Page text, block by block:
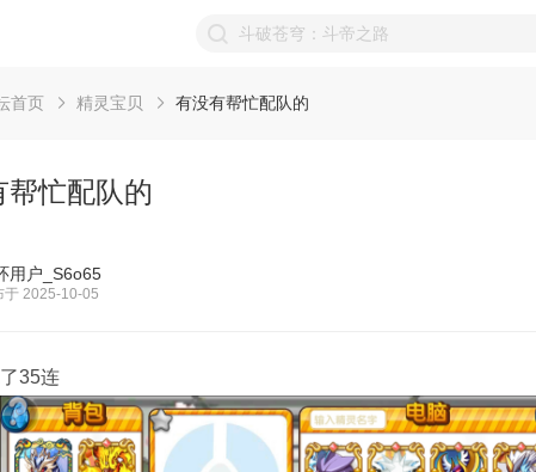
首页 精灵宝贝 有没有帮忙配队的
帮忙配队的
用户_S6o65
于 2025-10-05
35连